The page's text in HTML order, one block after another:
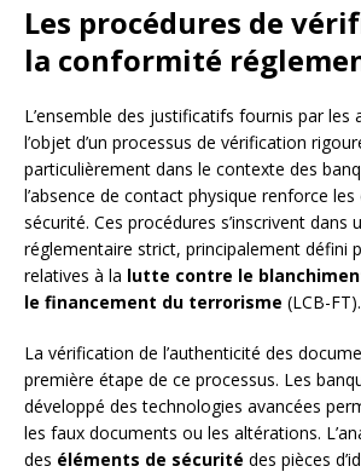
Les procédures de
la conformité
L’ensemble des justificatifs fournis par les
l’objet d’un processus de vérification
particulièrement dans le contexte des
l’absence de contact physique renforce les
sécurité. Ces procédures s’inscrivent dans
réglementaire strict, principalement défini
relatives à la lutte contre le
le financement du terrorisme (LCB-FT).
La vérification de l’authenticité des
première étape de ce processus. Les
développé des technologies avancées
les faux documents ou les altérations.
des éléments de sécurité des pièces